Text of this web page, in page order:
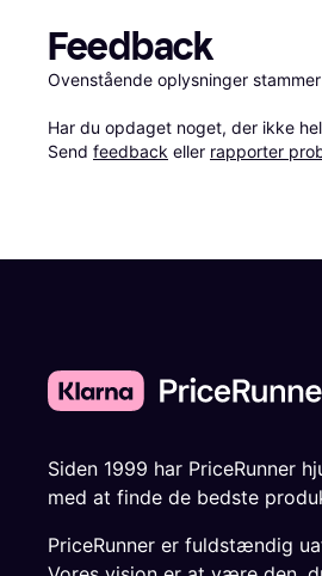
Feedback
Ovenstående oplysninger
Har du opdaget noget, der ikke
Send feedback eller rapporter
Siden 1999 har PriceRunner
med at finde de bedste
PriceRunner er fuldstændig